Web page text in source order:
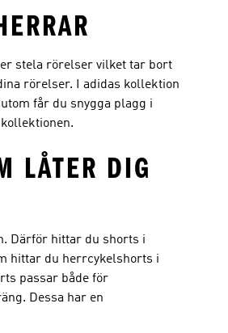
stela rörelser vilket tar bort
rörelser. I adidas kollektion
får du snygga plagg i
LÅTER DIG
Därför hittar du shorts i
hittar du herrcykelshorts i
passar både för
Dessa har en